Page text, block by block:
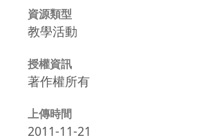
資源類型
教學活動
授權資訊
著作權所有
上傳時間
2011-11-21